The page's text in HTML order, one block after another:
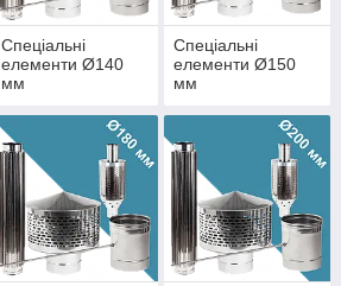
Спеціальні
елементи Ø140
мм
Спеціальні
елементи Ø150
мм